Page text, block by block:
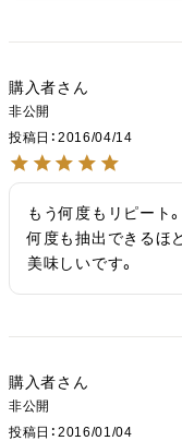
購入者
非公開
投稿日
2016/04/14
もう何度もリピート。
何度も抽出できるほ
美味しいです。
購入者
非公開
投稿日
2016/01/04